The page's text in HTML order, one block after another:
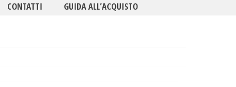
CONTATTI GUIDA ALL’ACQUISTO